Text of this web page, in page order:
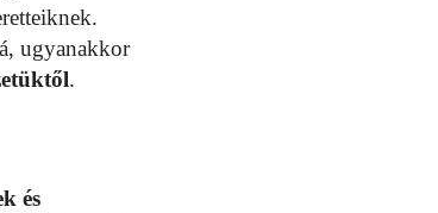
ugyanakkor
.
és